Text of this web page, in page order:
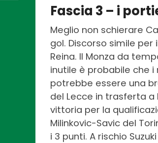
Fascia 3 – i
Meglio non schierare
gol. Discorso simile
Reina. Il Monza da
inutile è probabile che
potrebbe essere una
del Lecce in trasferta a
vittoria per la
Milinkovic-Savic del
i 3 punti. A rischio